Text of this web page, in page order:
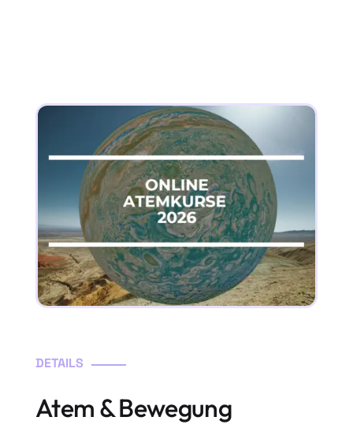
DETAILS
Atem & Bewegung